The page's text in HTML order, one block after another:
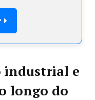
industrial e
longo do